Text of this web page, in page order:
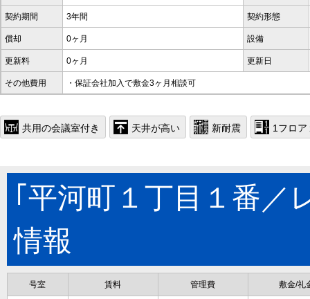
契約期間 3年間 契約形態
償却 0ヶ月 設備
更新料 0ヶ月 更新日
その他費用 ・保証会社加入で敷金3ヶ月相談可
共用の会議室付き 天井が高い 新耐震 1フロア
｢平河町１丁目１番／
情報
号室 賃料 管理費 敷金/礼